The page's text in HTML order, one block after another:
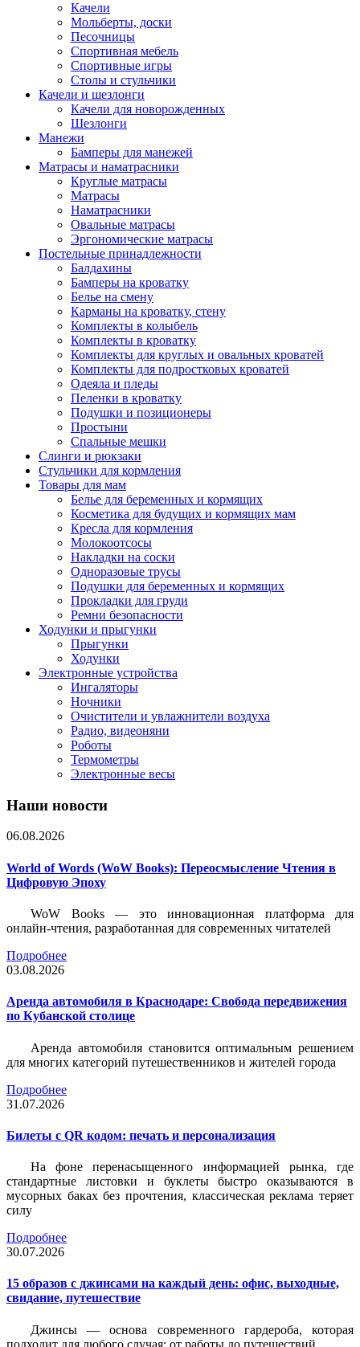
Качели
Мольберты, доски
Песочницы
Спортивная мебель
Спортивные игры
Столы и стульчики
Качели и шезлонги
Качели для новорожденных
Шезлонги
Манежи
Бамперы для манежей
Матрасы и наматрасники
Круглые матрасы
Матрасы
Наматрасники
Овальные матрасы
Эргономические матрасы
Постельные принадлежности
Балдахины
Бамперы на кроватку
Белье на смену
Карманы на кроватку, стену
Комплекты в колыбель
Комплекты в кроватку
Комплекты для круглых и овальных кроватей
Комплекты для подростковых кроватей
Одеяла и пледы
Пеленки в кроватку
Подушки и позиционеры
Простыни
Спальные мешки
Слинги и рюкзаки
Стульчики для кормления
Товары для мам
Белье для беременных и кормящих
Косметика для будущих и кормящих мам
Кресла для кормления
Молокоотсосы
Накладки на соски
Одноразовые трусы
Подушки для беременных и кормящих
Прокладки для груди
Ремни безопасности
Ходунки и прыгунки
Прыгунки
Ходунки
Электронные устройства
Ингаляторы
Ночники
Очистители и увлажнители воздуха
Радио, видеоняни
Роботы
Термометры
Электронные весы
Наши новости
06.08.2026
World of Words (WoW Books): Переосмысление Чтения в
Цифровую Эпоху
WoW Books — это инновационная платформа для
онлайн-чтения, разработанная для современных читателей
Подробнее
03.08.2026
Аренда автомобиля в Краснодаре: Свобода передвижения
по Кубанской столице
Аренда автомобиля становится оптимальным решением
для многих категорий путешественников и жителей города
Подробнее
31.07.2026
Билеты c QR кодом: печать и персонализация
На фоне перенасыщенного информацией рынка, где
стандартные листовки и буклеты быстро оказываются в
мусорных баках без прочтения, классическая реклама теряет
силу
Подробнее
30.07.2026
15 образов с джинсами на каждый день: офис, выходные,
свидание, путешествие
Джинсы — основа современного гардероба, которая
подходит для любого случая: от работы до путешествий